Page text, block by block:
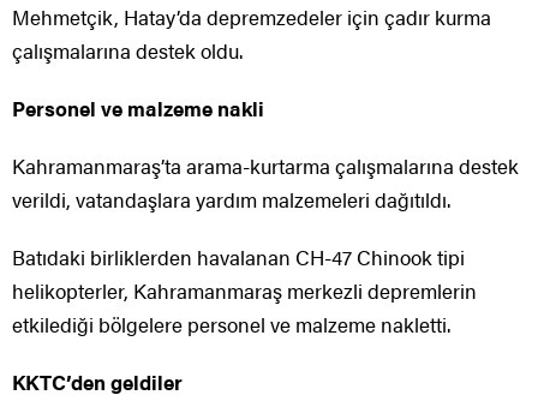
Mehmetçik, Hatay’da depremzedeler için çadır kurma
çalışmalarına destek oldu.
Personel ve malzeme nakli
Kahramanmaraş’ta arama-kurtarma çalışmalarına destek
verildi, vatandaşlara yardım malzemeleri dağıtıldı.
Batıdaki birliklerden havalanan CH-47 Chinook tipi
helikopterler, Kahramanmaraş merkezli depremlerin
etkilediği bölgelere personel ve malzeme nakletti.
KKTC’den geldiler